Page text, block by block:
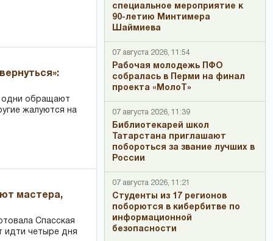
одни обращают
жалуются на
мастера,
Спасская
идти четыре дня
специальное мероприятие к
90-летию Минтимера
Шаймиева
07 августа 2026, 11:54
Рабочая молодежь ПФО
собралась в Перми на финал
проекта «МолоТ»
07 августа 2026, 11:39
Библиотекарей школ
Татарстана приглашают
побороться за звание лучших в
России
07 августа 2026, 11:21
Студенты из 17 регионов
поборются в кибербитве по
информационной
безопасности